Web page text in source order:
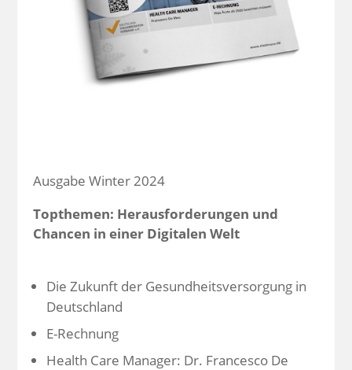
Ausgabe Winter 2024
Topthemen: Herausforderungen und
Chancen in einer Digitalen Welt
Die Zukunft der Gesundheitsversorgung in
Deutschland
E-Rechnung
Health Care Manager: Dr. Francesco De